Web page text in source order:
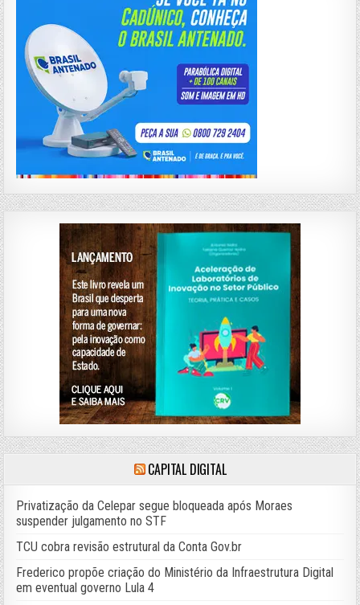
CAPITAL DIGITAL
Privatização da Celepar segue bloqueada após Moraes
suspender julgamento no STF
TCU cobra revisão estrutural da Conta Gov.br
Frederico propõe criação do Ministério da Infraestrutura Digital
em eventual governo Lula 4